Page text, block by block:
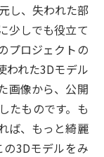
し、失われた部
少しでも役立て
プロジェクトの
われた3Dモデル
画像から、公開
たものです。も
ば、もっと綺麗
3Dモデルをみ